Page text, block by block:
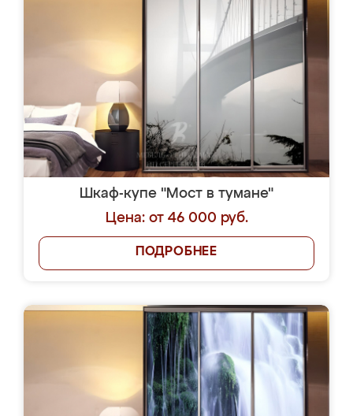
Шкаф-купе "Мост в тумане"
Цена: от 46 000 руб.
ПОДРОБНЕЕ